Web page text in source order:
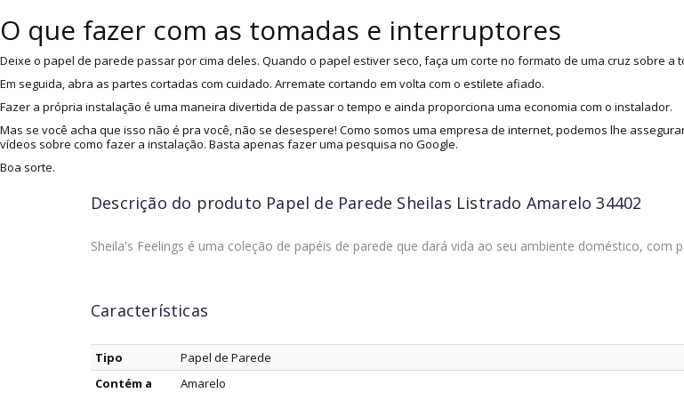
O que fazer com as tomadas e interruptores
Deixe o papel de parede passar por cima deles. Quando o papel estiver seco, faça um corte no formato de uma cruz sobre a
Em seguida, abra as partes cortadas com cuidado. Arremate cortando em volta com o estilete afiado.
Fazer a própria instalação é uma maneira divertida de passar o tempo e ainda proporciona uma economia com o instalador.
Mas se você acha que isso não é pra você, não se desespere! Como somos uma empresa de internet, podemos lhe
vídeos sobre como fazer a instalação. Basta apenas fazer uma pesquisa no Google.
Boa sorte.
Descrição do produto Papel de Parede Sheilas Listrado Amarelo 34402
Sheila's Feelings é uma coleção de papéis de parede que dará vida ao seu ambiente doméstico,
Características
Tipo
Papel de Parede
Contém a
Amarelo